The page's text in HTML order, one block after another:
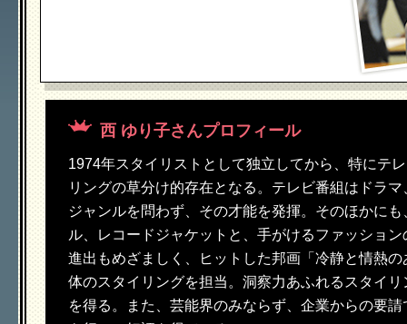
西 ゆり子さんプロフィール
1974年スタイリストとして独立してから、特にテ
リングの草分け的存在となる。テレビ番組はドラ
ジャンルを問わず、その才能を発揮。そのほかに
ル、レコードジャケットと、手がけるファッショ
進出もめざましく、ヒットした邦画「冷静と情熱
体のスタイリングを担当。洞察力あふれるスタイ
を得る。また、芸能界のみならず、企業からの要